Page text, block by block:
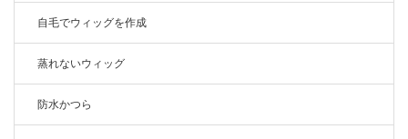
自毛でウィッグを作成
蒸れないウィッグ
防水かつら